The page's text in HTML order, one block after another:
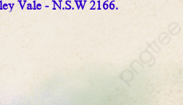
Vale - N.S.W 2166.